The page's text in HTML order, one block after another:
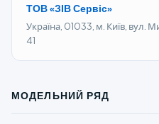
ТОВ «ЗІВ Сервіс»
Україна, 01033, м. Київ, вул.
41
МОДЕЛЬНИЙ РЯД